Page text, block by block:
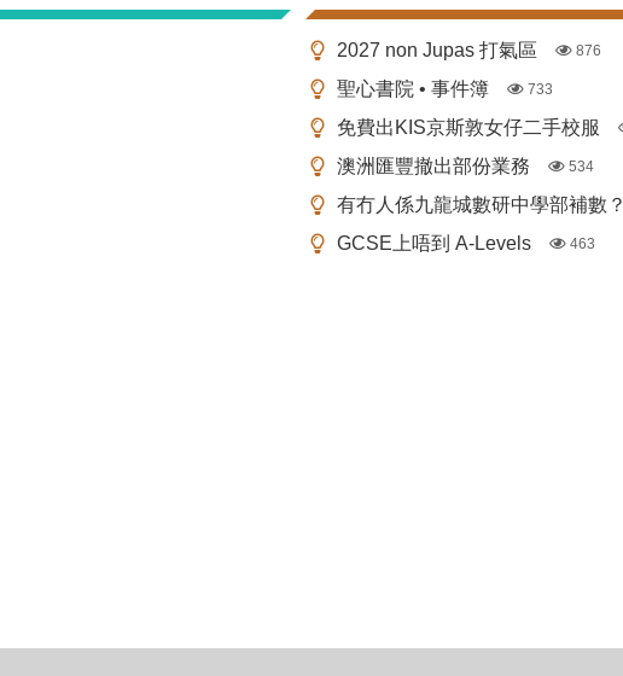
2027 non Jupas 打氣區 876
聖心書院 • 事件簿 733
免費出KIS京斯敦女仔二手校服
澳洲匯豐撤出部份業務 534
有冇人係九龍城數研中學部補數？
GCSE上唔到 A-Levels 463